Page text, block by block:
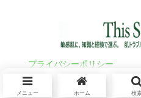
プライバシーポリシー
© 2025
メニュー ホーム 検